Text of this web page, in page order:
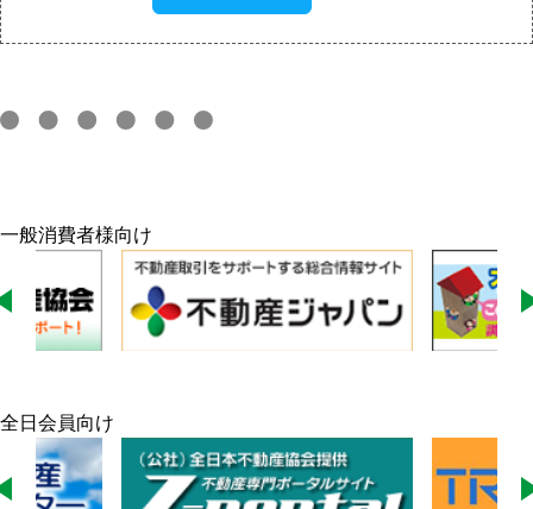
一般消費者様向け
全日会員向け